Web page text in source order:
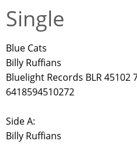
Single
Blue Cats
Billy Ruffians
Bluelight Records BLR 45102
6418594510272
Side A:
Billy Ruffians